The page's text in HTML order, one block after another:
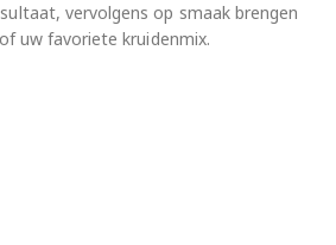
vervolgens op smaak brengen
uw favoriete kruidenmix.